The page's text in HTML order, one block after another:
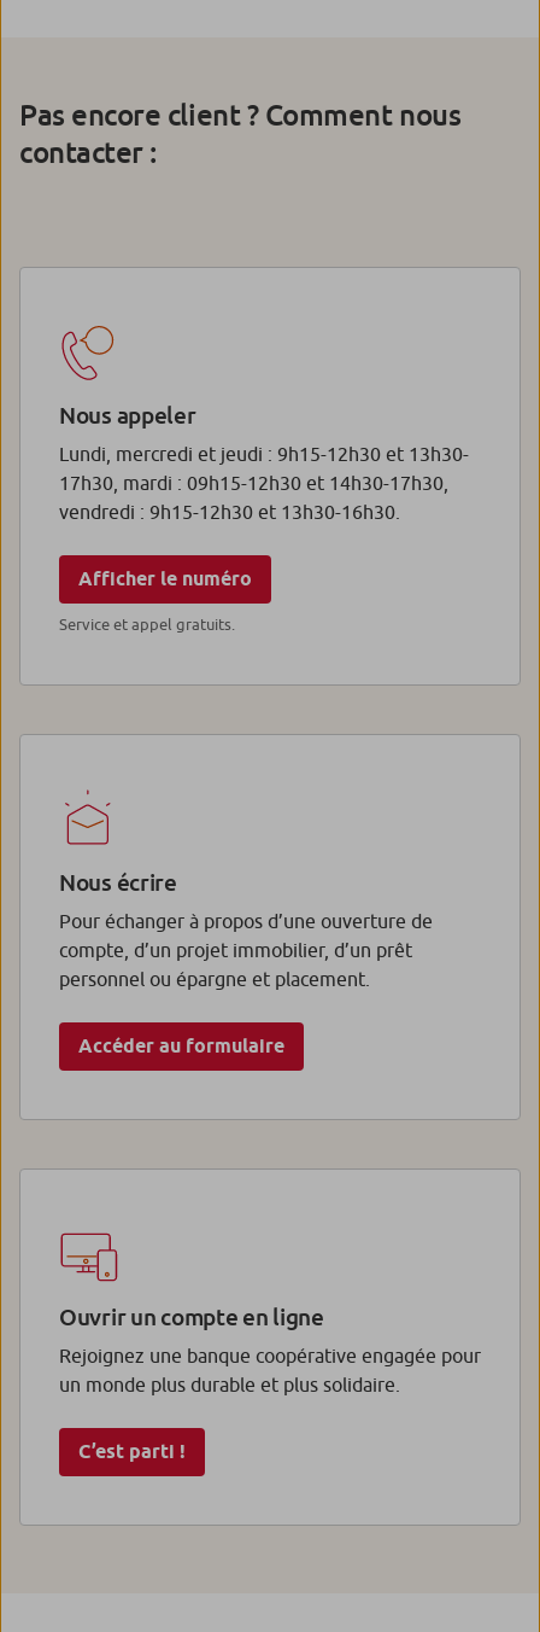
Pas encore client ? Comment nous
contacter :
Nous appeler
Lundi, mercredi et jeudi : 9h15-12h30 et 13h30-
17h30, mardi : 09h15-12h30 et 14h30-17h30,
vendredi : 9h15-12h30 et 13h30-16h30.
Afficher le numéro
Service et appel gratuits.
Nous écrire
Pour échanger à propos d’une ouverture de
compte, d’un projet immobilier, d’un prêt
personnel ou épargne et placement.
Accéder au formulaire
Ouvrir un compte en ligne
Rejoignez une banque coopérative engagée pour
un monde plus durable et plus solidaire.
C’est parti !